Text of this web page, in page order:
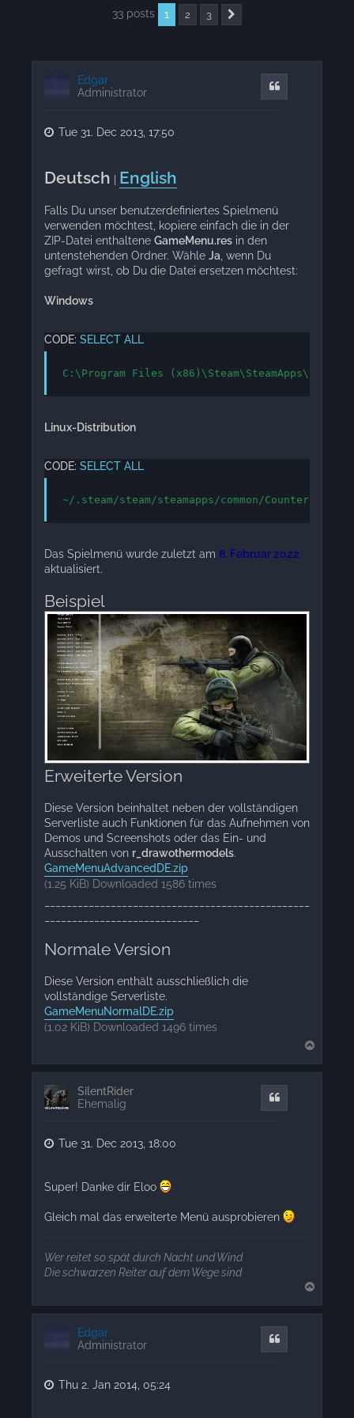
33 posts 1 2 3
Edgar
Administrator
Tue 31. Dec 2013, 17:50
Deutsch English
Falls Du unser benutzerdefiniertes Spielmenü
verwenden möchtest, kopiere einfach die in der
ZIP-Datei enthaltene GameMenu.res in den
untenstehenden Ordner. Wähle Ja, wenn Du
gefragt wirst, ob Du die Datei ersetzen möchtest:
Windows
CODE: SELECT ALL
C:\Program Files
Linux-Distribution
CODE: SELECT ALL
~/.steam/steam/steamapps/common/Counter-
Das Spielmenü wurde zuletzt am 8. Februar 2022
aktualisiert.
Beispiel
Erweiterte Version
Diese Version beinhaltet neben der vollständigen
Serverliste auch Funktionen für das Aufnehmen von
Demos und Screenshots oder das Ein- und
Ausschalten von r_drawothermodels.
GameMenuAdvancedDE.zip
(1.25 KiB) Downloaded 1586 times
Normale Version
Diese Version enthält ausschließlich die
vollständige Serverliste.
GameMenuNormalDE.zip
(1.02 KiB) Downloaded 1496 times
p
SilentRider
Ehemalig
Tue 31. Dec 2013, 18:00
Super! Danke dir Eloo
Gleich mal das erweiterte Menü ausprobieren
Wer reitet so spät durch Nacht und Wind
Die schwarzen Reiter auf dem Wege sind
p
Edgar
Administrator
Thu 2. Jan 2014, 05:24